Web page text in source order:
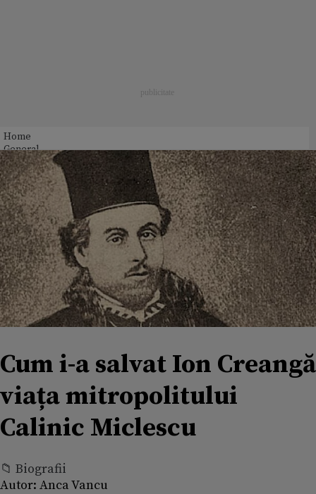
Home
General
Cum i-a salvat Ion Creangă
viața mitropolitului
Calinic Miclescu
📁 Biografii
Autor: Anca Vancu